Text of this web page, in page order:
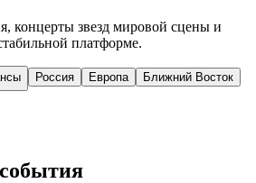
концерты звезд мировой сцены и
платформе.
Россия Европа
Ближний Восток